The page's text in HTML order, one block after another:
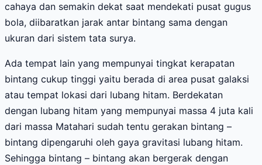
cahaya dan semakin dekat saat mendekati pusat gugus
bola, diibaratkan jarak antar bintang sama dengan
ukuran dari sistem tata surya.
Ada tempat lain yang mempunyai tingkat kerapatan
bintang cukup tinggi yaitu berada di area pusat galaksi
atau tempat lokasi dari lubang hitam. Berdekatan
dengan lubang hitam yang mempunyai massa 4 juta kali
dari massa Matahari sudah tentu gerakan bintang –
bintang dipengaruhi oleh gaya gravitasi lubang hitam.
Sehingga bintang – bintang akan bergerak dengan